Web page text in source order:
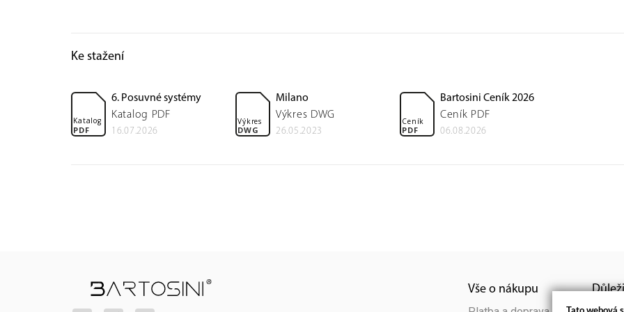
Ke stažení
Katalog
PDF
6. Posuvné systémy
Katalog PDF
16.07.2026
Výkres
DWG
Milano
Výkres DWG
26.05.2023
Ceník
PDF
Bartosini Ceník 2026
Ceník PDF
06.08.2026
Vše o nákupu